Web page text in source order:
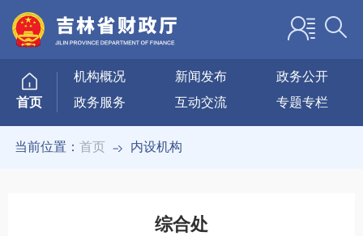
首页
机构概况 新闻发布
政务公开
政务服务
互动交流 专题专栏
当前位置：首页 内设机构
综合处